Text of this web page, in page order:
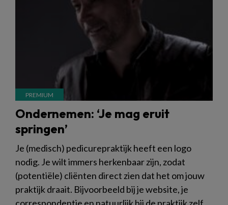
Ondernemen: ‘Je mag eruit
springen’
Je (medisch) pedicurepraktijk heeft een logo
nodig. Je wilt immers herkenbaar zijn, zodat
(potentiële) cliënten direct zien dat het om jouw
praktijk draait. Bijvoorbeeld bij je website, je